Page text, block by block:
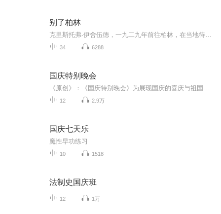
别了柏林
34 6288
国庆特别晚会
12 2.9万
国庆七天乐
魔性早功练习
10 1518
法制史国庆班
12 1万